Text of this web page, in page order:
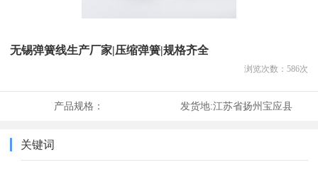
无锡弹簧线生产厂家|压缩弹簧|规格齐全
浏览次数： 586次
产品规格： 发货地:江苏省扬州宝应县
关键词